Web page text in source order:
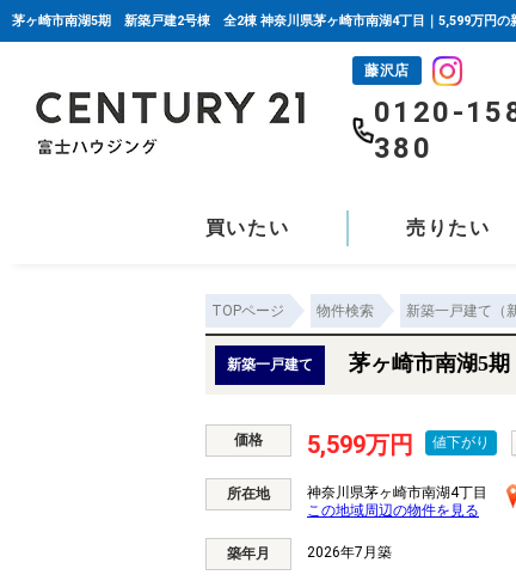
茅ヶ崎市南湖5期 新築戸建2号棟 全2棟 神奈川県茅ヶ崎市南湖4丁目｜5,599万円の
藤沢店
0120-
380
買いたい 売りたい
TOPページ 物件検索 新築一戸建て（
新築一戸建て 茅ヶ崎市南湖5
価格 5,599万円 値下がり
所在地 神奈川県茅ヶ崎市南湖4丁目
この地域周辺の物件を見る
築年月 2026年7月築